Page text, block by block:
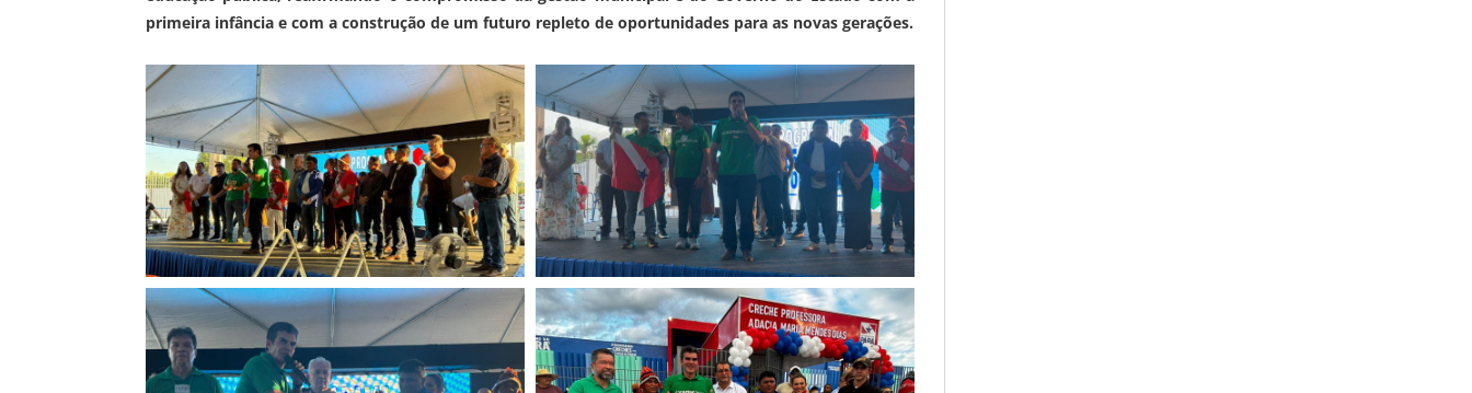
primeira infância e com a construção de um futuro repleto de oportunidades para as novas gerações.